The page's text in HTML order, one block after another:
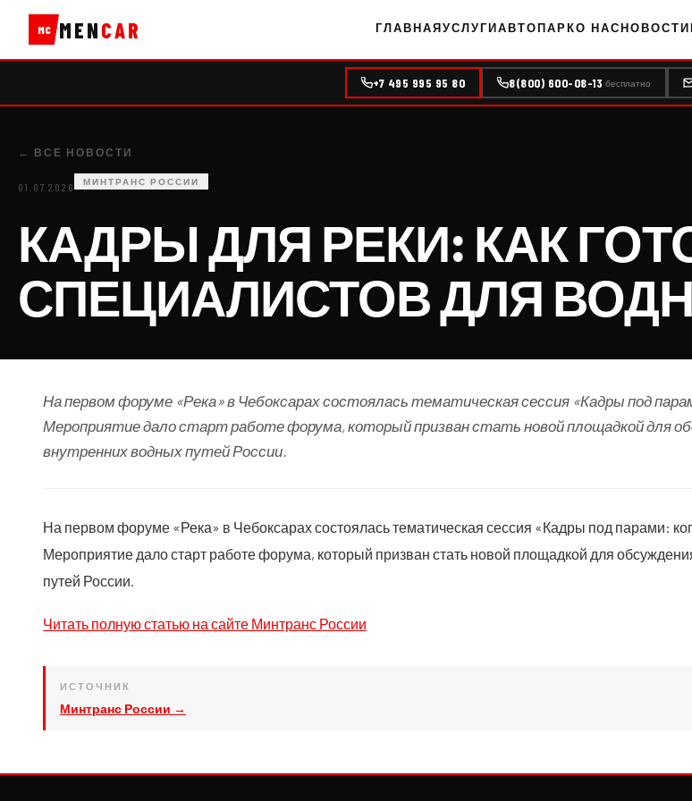
MC MENCAR ГЛАВНАЯУСЛУГИАВТОПАРКО НАСНОВОСТИ
+7 495 995 95 80 8(800) 600-08-13 бесплатно
← ВСЕ НОВОСТИ
01.07.2026 МИНТРАНС РОССИИ
КАДРЫ ДЛЯ РЕКИ: КАК
СПЕЦИАЛИСТОВ ДЛЯ
На первом форуме «Река» в Чебоксарах состоялась тематическая сессия «Кадры под
Мероприятие дало старт работе форума, который призван стать новой площадкой для
внутренних водных путей России.
На первом форуме «Река» в Чебоксарах состоялась тематическая сессия «Кадры под парами:
Мероприятие дало старт работе форума, который призван стать новой площадкой для
путей России.
Читать полную статью на сайте Минтранс России
ИСТОЧНИК
Минтранс России →